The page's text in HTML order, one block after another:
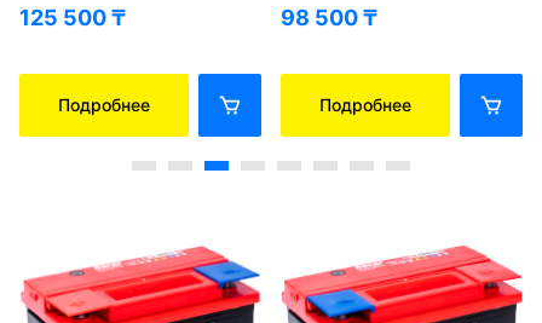
125 500₸
Подробнее
98 500₸
Подробнее